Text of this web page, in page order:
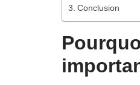
Conclusion